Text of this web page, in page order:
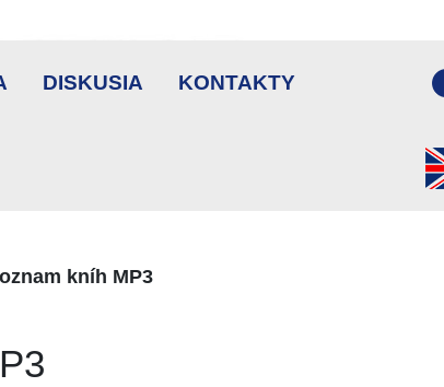
DISKUSIA KONTAKTY
kníh MP3